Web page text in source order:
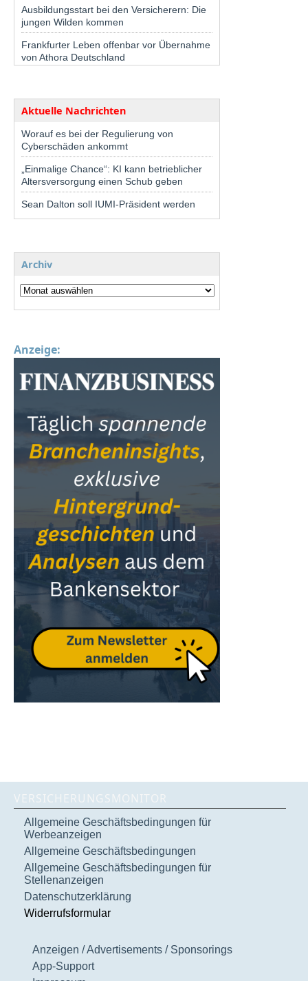
Ausbildungsstart bei den Versicherern: Die
jungen Wilden kommen
Frankfurter Leben offenbar vor Übernahme
von Athora Deutschland
Aktuelle Nachrichten
Worauf es bei der Regulierung von
Cyberschäden ankommt
„Einmalige Chance“: KI kann betrieblicher
Altersversorgung einen Schub geben
Sean Dalton soll IUMI-Präsident werden
Archiv
Anzeige:
VERSICHERUNGSMONITOR
Allgemeine Geschäftsbedingungen für
Werbeanzeigen
Allgemeine Geschäftsbedingungen
Allgemeine Geschäftsbedingungen für
Stellenanzeigen
Datenschutzerklärung
Widerrufsformular
Anzeigen / Advertisements / Sponsorings
App-Support